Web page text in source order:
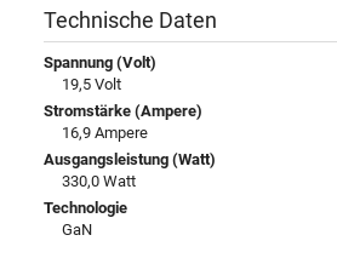
Technische Daten
Spannung (Volt)
19,5 Volt
Stromstärke (Ampere)
16,9 Ampere
Ausgangsleistung (Watt)
330,0 Watt
Technologie
GaN